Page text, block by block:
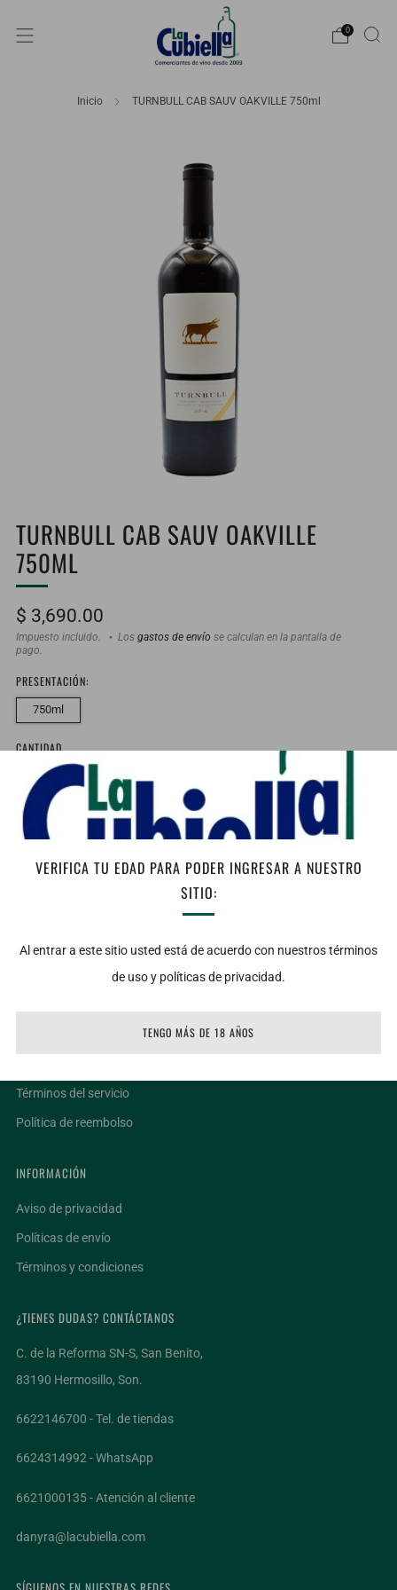
VERIFICA TU EDAD PARA PODER INGRESAR A NUESTRO
SITIO:
Al entrar a este sitio usted está de acuerdo con nuestros términos
de uso y políticas de privacidad.
TENGO MÁS DE 18 AÑOS
0
Inicio TURNBULL CAB SAUV OAKVILLE 750ml
TURNBULL CAB SAUV OAKVILLE
750ML
Precio
habitual
$ 3,690.00
Impuesto incluido. Los gastos de envío se calculan en la pantalla de
pago.
PRESENTACIÓN:
750ml
CANTIDAD
Bajo stock
AGREGAR AL CARRITO
Términos del servicio
Política de reembolso
INFORMACIÓN
Aviso de privacidad
Políticas de envío
Términos y condiciones
¿TIENES DUDAS? CONTÁCTANOS
C. de la Reforma SN-S, San Benito,
83190 Hermosillo, Son.
6622146700 - Tel. de tiendas
6624314992 - WhatsApp
6621000135 - Atención al cliente
danyra@lacubiella.com